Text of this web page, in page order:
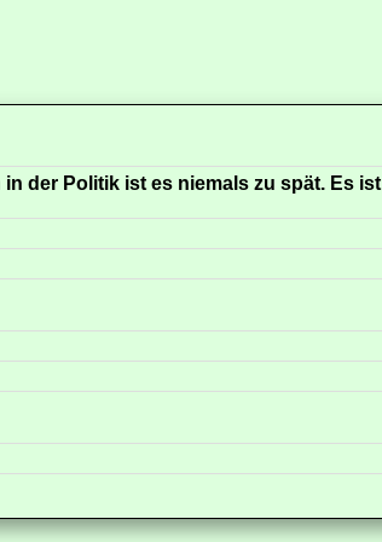
der Politik ist es niemals zu spät. Es ist